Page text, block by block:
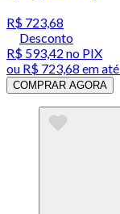
R$ 723,68
Desconto
R$ 593,42 no PIX
ou R$ 723,68 em até
COMPRAR AGORA